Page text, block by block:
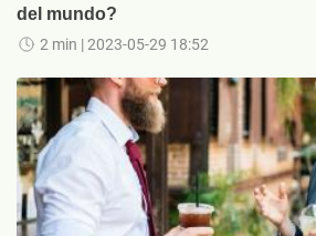
del mundo?
2 min | 2023-05-29 18:52